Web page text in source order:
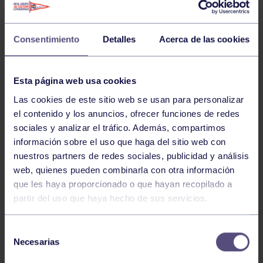
Consentimiento Detalles Acerca de las cookies
Esta página web usa cookies
Las cookies de este sitio web se usan para personalizar
el contenido y los anuncios, ofrecer funciones de redes
sociales y analizar el tráfico. Además, compartimos
información sobre el uso que haga del sitio web con
nuestros partners de redes sociales, publicidad y análisis
web, quienes pueden combinarla con otra información
que les haya proporcionado o que hayan recopilado a
partir del uso que haya hecho de sus servicios.
Necesarias
El pasado fin de semana se disputó el Campeonato de
Asturias alevín por equipos 2013, con excelentes
resultados para el RGCC, logrando los dos títulos en
juego. Esto permitirá al equipo grupista disputar el
Campeonato de España alevín por equipos que se
celebrará a finales de agosto.
RCT Avilés 2/0. En la final el equipo del Grupo venció al
del CA Habana 2/0 con las victorias de Sara Ardura